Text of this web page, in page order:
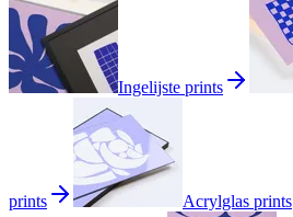
Ingelijste prints
prints Acrylglas prints